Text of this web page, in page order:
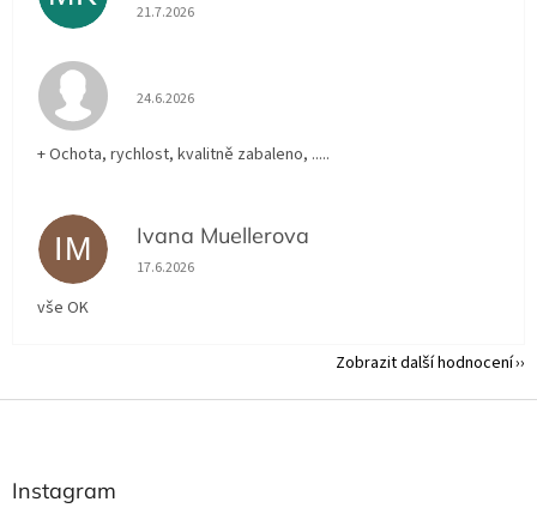
Hodnocení obchodu je 5 z 5 hvězdiček.
21.7.2026
Hodnocení obchodu je 5 z 5 hvězdiček.
24.6.2026
+ Ochota, rychlost, kvalitně zabaleno, .....
IM Ivana Muellerova
Hodnocení obchodu je 5 z 5 hvězdiček.
17.6.2026
vše OK
Zobrazit další hodnocení
Z
Instagram